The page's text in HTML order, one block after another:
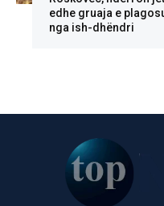
edhe gruaja e
nga ish-dhëndri